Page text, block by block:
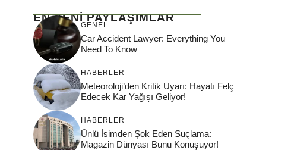
EN YENİ PAYLAŞIMLAR
GENEL
Car Accident Lawyer: Everything You
Need To Know
HABERLER
Meteoroloji’den Kritik Uyarı: Hayatı Felç
Edecek Kar Yağışı Geliyor!
HABERLER
Ünlü İsimden Şok Eden Suçlama:
Magazin Dünyası Bunu Konuşuyor!